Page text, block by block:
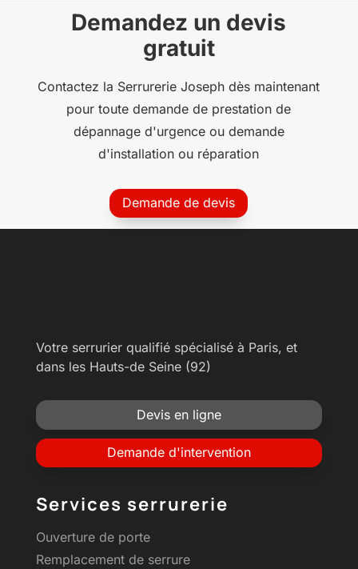
Demandez un devis
gratuit
Contactez la Serrurerie Joseph dès maintenant
pour toute demande de prestation de
dépannage d'urgence ou demande
d'installation ou réparation
Demande de devis
Votre serrurier qualifié spécialisé à Paris, et
dans les Hauts-de Seine (92)
Devis en ligne
Demande d'intervention
Services serrurerie
Ouverture de porte
Remplacement de serrure